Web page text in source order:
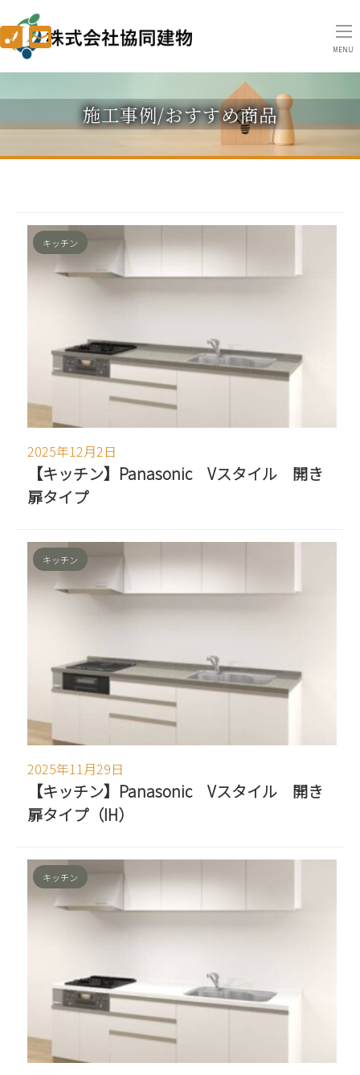
MENU
施工事例/おすすめ商品
キッチン
2025年12月2日
【キッチン】Panasonic Vスタイル 開き
扉タイプ
キッチン
2025年11月29日
【キッチン】Panasonic Vスタイル 開き
扉タイプ（IH）
キッチン